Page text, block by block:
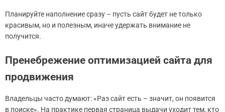
Планируйте наполнение сразу – пусть сайт будет не только
красивым, но и полезным, иначе удержать внимание не
получится.
Пренебрежение оптимизацией сайта для
продвижения
Владельцы часто думают: «Раз сайт есть – значит, он появится
в поиске». На практике первая страница выдачи уходит тем, кто